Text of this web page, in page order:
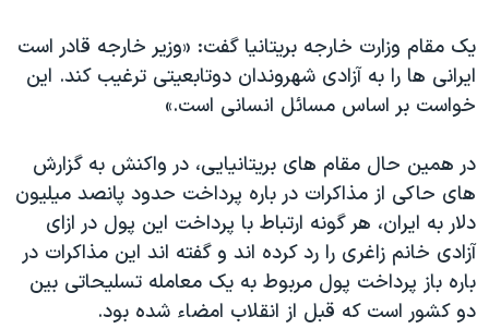
یک مقام وزارت خارجه بریتانیا گفت: «وزیر خارجه قادر است
ایرانی ها را به آزادی شهروندان دوتابعیتی ترغیب کند. این
خواست بر اساس مسائل انسانی است.»
در همین حال مقام های بریتانیایی، در واکنش به گزارش
های حاکی از مذاکرات در باره پرداخت حدود پانصد میلیون
دلار به ایران، هر گونه ارتباط با پرداخت این پول در ازای
آزادی خانم زاغری را رد کرده اند و گفته اند این مذاکرات در
باره باز پرداخت پول مربوط به یک معامله تسلیحاتی بین
دو کشور است که قبل از انقلاب امضاء شده بود.